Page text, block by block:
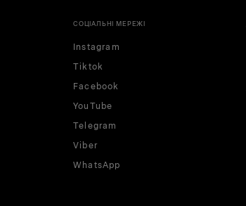
СОЦІАЛЬНІ МЕРЕЖІ
Instagram
Tiktok
Facebook
YouTube
Telegram
Viber
WhatsApp